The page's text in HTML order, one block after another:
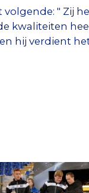
" Zij
kwaliteiten
hij verdient